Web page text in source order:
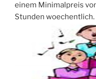
einem Minimalpreis
Stunden woechentlich.